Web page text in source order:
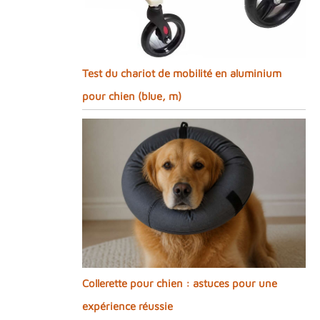
Test du chariot de mobilité en aluminium
pour chien (blue, m)
Collerette pour chien : astuces pour une
expérience réussie